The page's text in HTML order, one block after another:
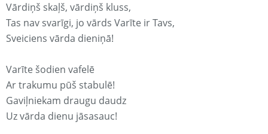
Vārdiņš skaļš, vārdiņš kluss,
Tas nav svarīgi, jo vārds Varīte ir Tavs,
Sveiciens vārda dieniņā!
Varīte šodien vafelē
Ar trakumu pūš stabulē!
Gaviļniekam draugu daudz
Uz vārda dienu jāsasauc!